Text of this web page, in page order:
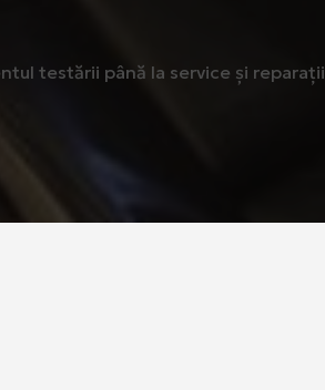
testării până la service și reparații